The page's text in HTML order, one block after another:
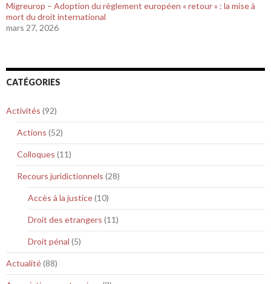
Migreurop – Adoption du règlement européen « retour » : la mise à
mort du droit international
mars 27, 2026
CATÉGORIES
Activités (92)
Actions (52)
Colloques (11)
Recours juridictionnels (28)
Accès à la justice(10)
Droit des etrangers (11)
Droit pénal (5)
Actualité(88)